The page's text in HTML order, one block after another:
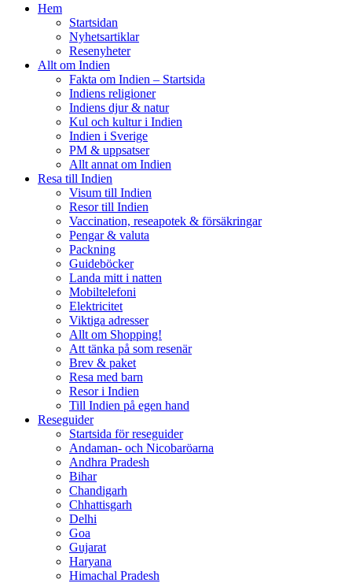
Hem
Startsidan
Nyhetsartiklar
Resenyheter
Allt om Indien
Fakta om Indien – Startsida
Indiens religioner
Indiens djur & natur
Kul och kultur i Indien
Indien i Sverige
PM & uppsatser
Allt annat om Indien
Resa till Indien
Visum till Indien
Resor till Indien
Vaccination, reseapotek & försäkringar
Pengar & valuta
Packning
Guideböcker
Landa mitt i natten
Mobiltelefoni
Elektricitet
Viktiga adresser
Allt om Shopping!
Att tänka på som resenär
Brev & paket
Resa med barn
Resor i Indien
Till Indien på egen hand
Reseguider
Startsida för reseguider
Andaman- och Nicobaröarna
Andhra Pradesh
Bihar
Chandigarh
Chhattisgarh
Delhi
Goa
Gujarat
Haryana
Himachal Pradesh